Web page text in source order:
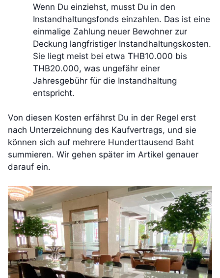
Wenn Du einziehst, musst Du in den
Instandhaltungsfonds einzahlen. Das ist eine
einmalige Zahlung neuer Bewohner zur
Deckung langfristiger Instandhaltungskosten.
Sie liegt meist bei etwa THB10.000 bis
THB20.000, was ungefähr einer
Jahresgebühr für die Instandhaltung
entspricht.
Von diesen Kosten erfährst Du in der Regel erst
nach Unterzeichnung des Kaufvertrags, und sie
können sich auf mehrere Hunderttausend Baht
summieren. Wir gehen später im Artikel genauer
darauf ein.